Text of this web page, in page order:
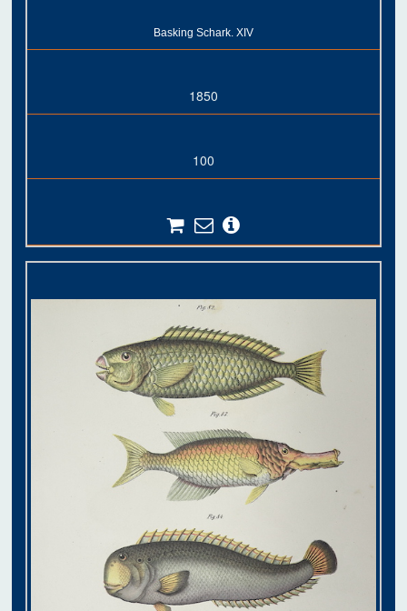
Basking Schark. XIV
1850
100